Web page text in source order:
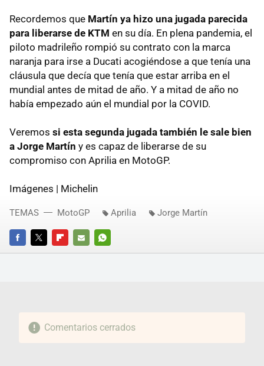
Recordemos que Martín ya hizo una jugada parecida
para liberarse de KTM en su día. En plena pandemia, el
piloto madrileño rompió su contrato con la marca
naranja para irse a Ducati acogiéndose a que tenía una
cláusula que decía que tenía que estar arriba en el
mundial antes de mitad de año. Y a mitad de año no
había empezado aún el mundial por la COVID.
Veremos si esta segunda jugada también le sale bien
a Jorge Martín y es capaz de liberarse de su
compromiso con Aprilia en MotoGP.
Imágenes | Michelin
FACEBOOKTWITTERFLIPBOARD
E-
WHATSAPP
TEMAS MotoGP Aprilia Jorge Martín
Comentarios cerrados